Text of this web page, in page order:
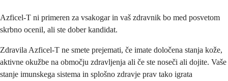
Azficel-T ni primeren za vsakogar in vaš zdravnik bo med posvetom
skrbno ocenil, ali ste dober kandidat.
Zdravila Azficel-T ne smete prejemati, če imate določena stanja kože,
aktivne okužbe na območju zdravljenja ali če ste noseči ali dojite. Vaše
stanje imunskega sistema in splošno zdravje prav tako igrata